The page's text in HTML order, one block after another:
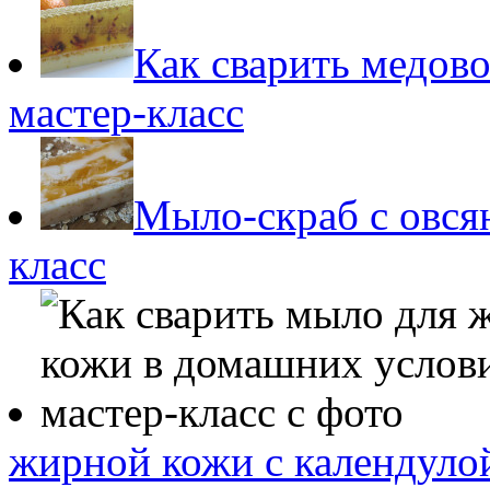
Как сварить
мастер-класс
Мыло-скраб с
класс
жирной кожи с